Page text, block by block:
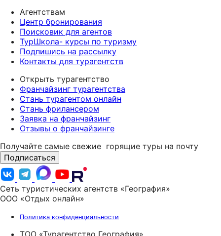
Агентствам
Центр бронирования
Поисковик для агентов
ТурШкола- курсы по туризму
Подпишись на рассылку
Контакты для турагентств
Открыть турагентство
Франчайзинг турагентства
Стань турагентом онлайн
Стань фрилансером
Заявка на франчайзинг
Отзывы о франчайзинге
Получайте самые свежие горящие туры на почту
Подписаться
Сеть туристических агентств «География»
ООО «Отдых онлайн»
Политика конфиденциальности